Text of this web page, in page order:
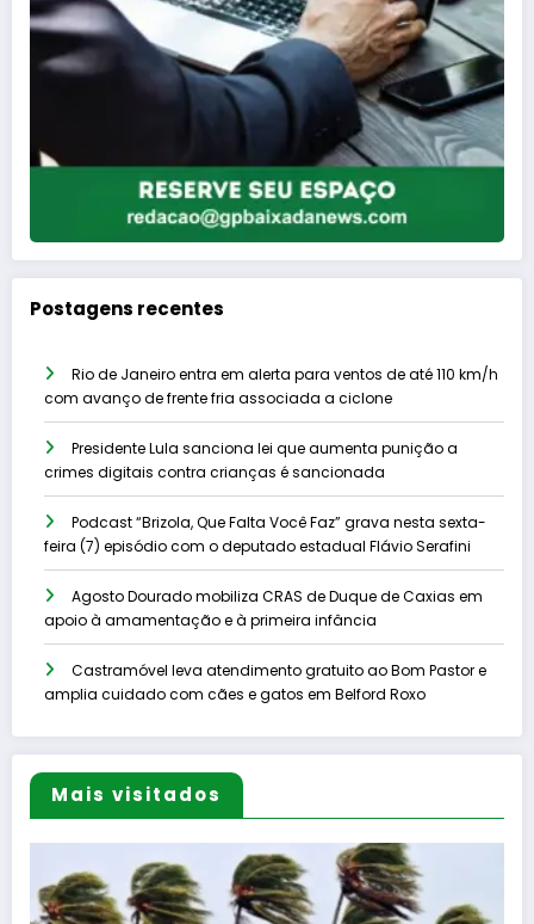
Postagens recentes
Rio de Janeiro entra em alerta para ventos de até 110 km/h
com avanço de frente fria associada a ciclone
Presidente Lula sanciona lei que aumenta punição a
crimes digitais contra crianças é sancionada
Podcast “Brizola, Que Falta Você Faz” grava nesta sexta-
feira (7) episódio com o deputado estadual Flávio Serafini
Agosto Dourado mobiliza CRAS de Duque de Caxias em
apoio à amamentação e à primeira infância
Castramóvel leva atendimento gratuito ao Bom Pastor e
amplia cuidado com cães e gatos em Belford Roxo
Mais visitados